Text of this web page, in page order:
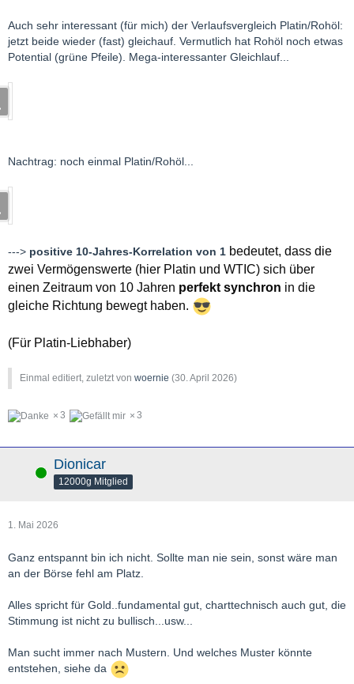
Auch sehr interessant (für mich) der Verlaufsvergleich Platin/Rohöl:
jetzt beide wieder (fast) gleichauf. Vermutlich hat Rohöl noch etwas
Potential (grüne Pfeile). Mega-interessanter Gleichlauf...
Nachtrag: noch einmal Platin/Rohöl...
---> positive 10-Jahres-Korrelation von 1 bedeutet, dass die
zwei Vermögenswerte (hier Platin und WTIC) sich über
einen Zeitraum von 10 Jahren perfekt synchron in die
gleiche Richtung bewegt haben.
(Für Platin-Liebhaber)
Einmal editiert, zuletzt von woernie (30. April 2026)
3 3
Online Dionicar
12000g Mitglied
1. Mai 2026
Ganz entspannt bin ich nicht. Sollte man nie sein, sonst wäre man
an der Börse fehl am Platz.
Alles spricht für Gold..fundamental gut, charttechnisch auch gut, die
Stimmung ist nicht zu bullisch...usw...
Man sucht immer nach Mustern. Und welches Muster könnte
entstehen, siehe da